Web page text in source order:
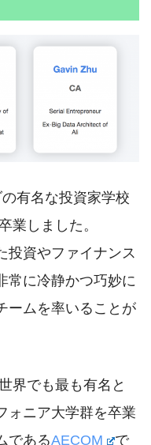
有名な投資家学校
業しました。
投資やファイナンス
常に冷静かつ巧妙に
ームを率いることが
界でも最も有名と
ォニア大学群を卒業
であるAECOM
で